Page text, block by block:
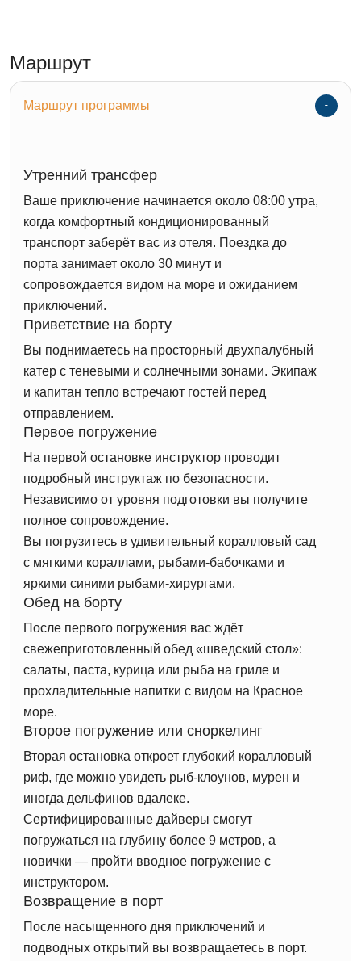
Маршрут
Маршрут программы
Утренний трансфер
Ваше приключение начинается около 08:00 утра,
когда комфортный кондиционированный
транспорт заберёт вас из отеля. Поездка до
порта занимает около 30 минут и
сопровождается видом на море и ожиданием
приключений.
Приветствие на борту
Вы поднимаетесь на просторный двухпалубный
катер с теневыми и солнечными зонами. Экипаж
и капитан тепло встречают гостей перед
отправлением.
Первое погружение
На первой остановке инструктор проводит
подробный инструктаж по безопасности.
Независимо от уровня подготовки вы получите
полное сопровождение.
Вы погрузитесь в удивительный коралловый сад
с мягкими кораллами, рыбами-бабочками и
яркими синими рыбами-хирургами.
Обед на борту
После первого погружения вас ждёт
свежеприготовленный обед «шведский стол»:
салаты, паста, курица или рыба на гриле и
прохладительные напитки с видом на Красное
море.
Второе погружение или сноркелинг
Вторая остановка откроет глубокий коралловый
риф, где можно увидеть рыб-клоунов, мурен и
иногда дельфинов вдалеке.
Сертифицированные дайверы смогут
погружаться на глубину более 9 метров, а
новички — пройти вводное погружение с
инструктором.
Возвращение в порт
После насыщенного дня приключений и
подводных открытий вы возвращаетесь в порт.